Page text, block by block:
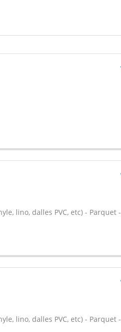
lino, dalles PVC, etc) - Parquet -
lino, dalles PVC, etc) - Parquet -